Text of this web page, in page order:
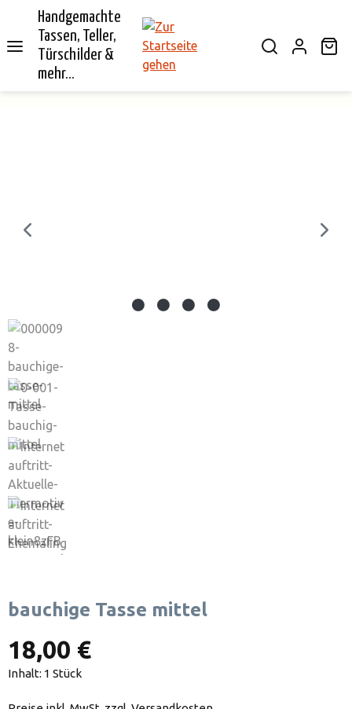
springen
Handgemachte
Tassen, Teller,
Türschilder &
mehr...
bauchige Tasse mittel
18,00 €
Inhalt: 1 Stück